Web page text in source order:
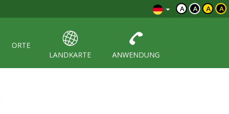
A A A A
ORTE
LANDKARTE
ANWENDUNG